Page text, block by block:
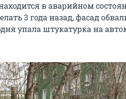
в аварийном
3 года назад, фасад
упала штукатурка на